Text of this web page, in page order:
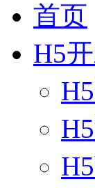
首页
H5